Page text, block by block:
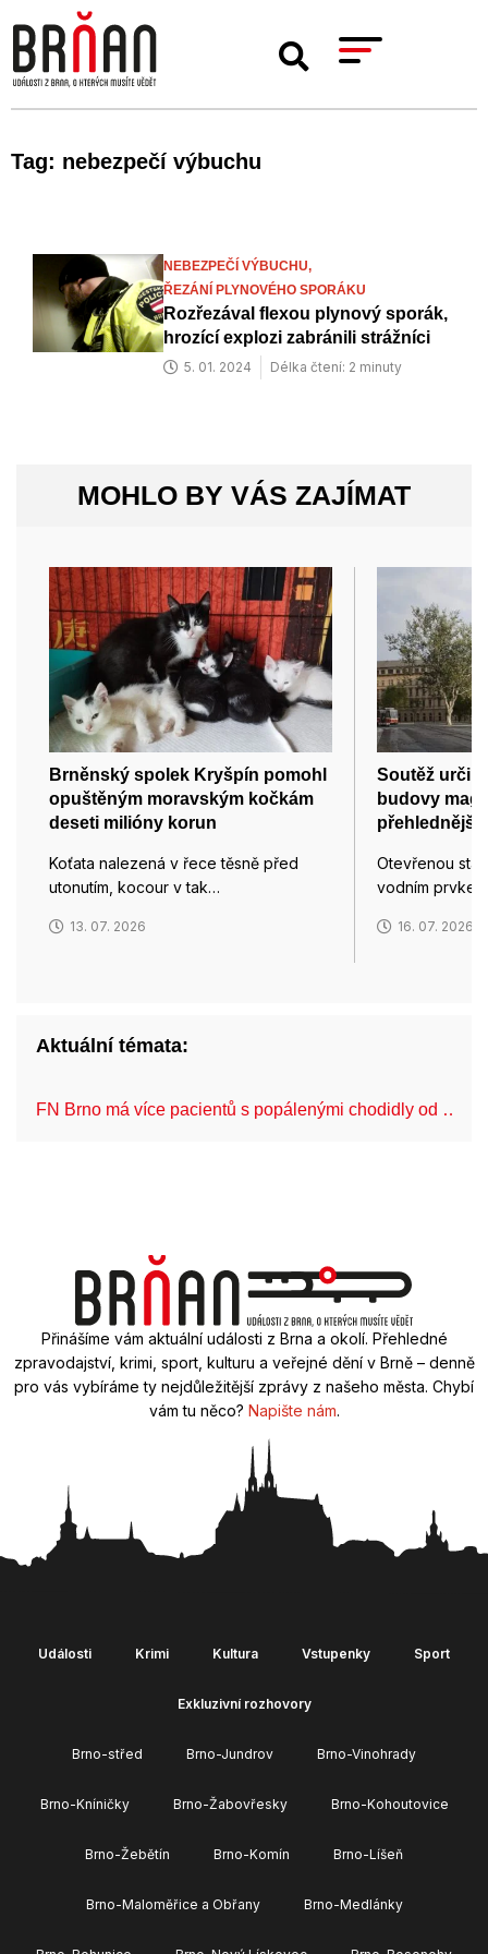
Tag: nebezpečí výbuchu
NEBEZPEČÍ VÝBUCHU,
ŘEZÁNÍ PLYNOVÉHO SPORÁKU
Rozřezával flexou plynový sporák,
hrozící explozi zabránili strážníci
5. 01. 2024 Délka čtení: 2 minuty
MOHLO BY VÁS ZAJÍMAT
Brněnský spolek Kryšpín pomohl
opuštěným moravským kočkám
deseti milióny korun
Koťata nalezená v řece těsně před
utonutím, kocour v tak…
13. 07. 2026
Soutěž
budovy
přehlednější
Otevřenou
vodním
16. 07. 2026
Aktuální témata:
FN Brno má více pacientů s popálenými chodidly od …
Přinášíme vám aktuální události z Brna a okolí. Přehledné
zpravodajství, krimi, sport, kulturu a veřejné dění v Brně – denně
pro vás vybíráme ty nejdůležitější zprávy z našeho města. Chybí
vám tu něco? Napište nám.
Události Krimi Kultura Vstupenky Sport
Exkluzivní rozhovory
Brno-střed Brno-Jundrov Brno-Vinohrady
Brno-Kníničky Brno-Žabovřesky Brno-Kohoutovice
Brno-Žebětín Brno-Komín Brno-Líšeň
Brno-Maloměřice a Obřany Brno-Medlánky